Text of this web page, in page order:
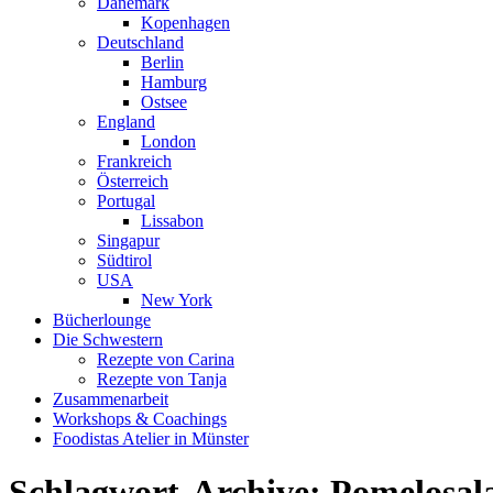
Kopenhagen
Deutschland
Berlin
Hamburg
Ostsee
England
London
Frankreich
Österreich
Portugal
Lissabon
Singapur
Südtirol
USA
New York
Bücherlounge
Die Schwestern
Rezepte von Carina
Rezepte von Tanja
Zusammenarbeit
Workshops & Coachings
Foodistas Atelier in Münster